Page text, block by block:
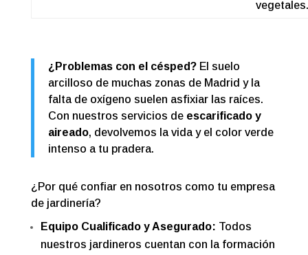
vegetales.
¿Problemas con el césped?El suelo
arcilloso de muchas zonas de Madrid y la
falta de oxígeno suelen asfixiar las raíces.
Con nuestros servicios de escarificado y
aireado, devolvemos la vida y el color verde
intenso a tu pradera.
¿Por qué confiar en nosotros como tu empresa
de jardinería?
Equipo Cualificado y Asegurado: Todos
nuestros jardineros cuentan con la formación